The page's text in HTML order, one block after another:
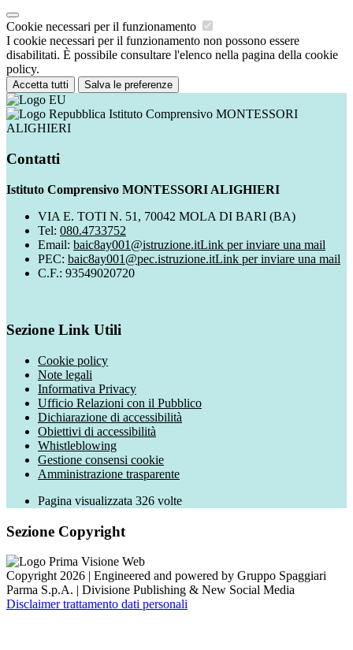
Cookie necessari per il funzionamento
I cookie necessari per il funzionamento non possono essere
disabilitati. È possibile consultare l'elenco nella pagina della cookie
policy.
Accetta tutti Salva le preferenze
Istituto Comprensivo MONTESSORI
ALIGHIERI
Contatti
Istituto Comprensivo MONTESSORI ALIGHIERI
VIA E. TOTI N. 51, 70042 MOLA DI BARI (BA)
Tel: 080.4733752
Email: baic8ay001@istruzione.itLink per inviare una mail
PEC: baic8ay001@pec.istruzione.itLink per inviare una mail
C.F.: 93549020720
Sezione Link Utili
Cookie policy
Note legali
Informativa Privacy
Ufficio Relazioni con il Pubblico
Dichiarazione di accessibilità
Obiettivi di accessibilità
Whistleblowing
Gestione consensi cookie
Amministrazione trasparente
Pagina visualizzata 326 volte
Sezione Copyright
Copyright 2026 | Engineered and powered by Gruppo Spaggiari
Parma S.p.A. | Divisione Publishing & New Social Media
Disclaimer trattamento dati personali